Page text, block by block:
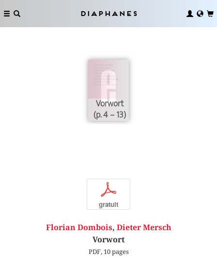
Diaphanes
Vorwort
(p. 4 – 13)
p
gratuit
Florian Dombois, Dieter Mersch
Vorwort
PDF, 10 pages